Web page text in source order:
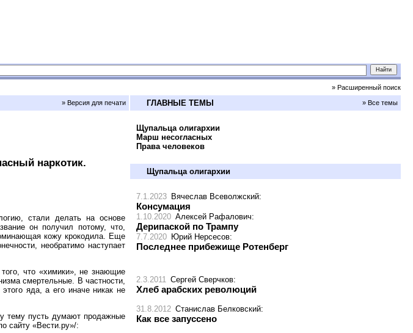
» Расширенный поиск
» Версия для печати
наркотик.
стали делать на основе
он получил потому, что,
кожу крокодила. Еще
необратимо наступает
что «химики», не знающие
смертельные. В частности,
яда, а его иначе никак не
тему пусть думают продажные
сайту «Вести.ру»/:
ГЛАВНЫЕ ТЕМЫ » Все темы
Щупальца олигархии
Марш несогласных
Права человеков
Щупальца олигархии
7.1.2023 Вячеслав Всеволжский:
Консумация
1.10.2020 Алексей Рафалович:
Дерипаской по Трампу
7.7.2020 Юрий Нерсесов:
Последнее прибежище Ротенберг
2.3.2011 Сергей Сверчков:
Хлеб арабских революций
31.8.2012 Станислав Белковский:
Как все запуссено